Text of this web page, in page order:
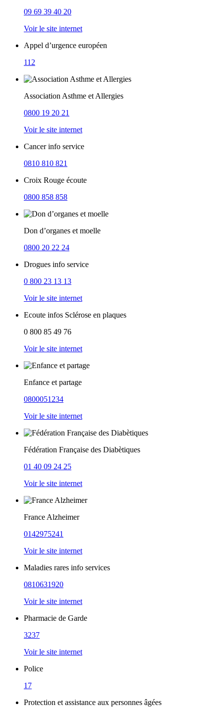
09 69 39 40 20
Voir le site internet
Appel d’urgence européen
112
Association Asthme et Allergies
0800 19 20 21
Voir le site internet
Cancer info service
0810 810 821
Croix Rouge écoute
0800 858 858
Don d’organes et moelle
0800 20 22 24
Drogues info service
0 800 23 13 13
Voir le site internet
Ecoute infos Sclérose en plaques
0 800 85 49 76
Voir le site internet
Enfance et partage
0800051234
Voir le site internet
Fédération Française des Diabètiques
01 40 09 24 25
Voir le site internet
France Alzheimer
0142975241
Voir le site internet
Maladies rares info services
0810631920
Voir le site internet
Pharmacie de Garde
3237
Voir le site internet
Police
17
Protection et assistance aux personnes âgées